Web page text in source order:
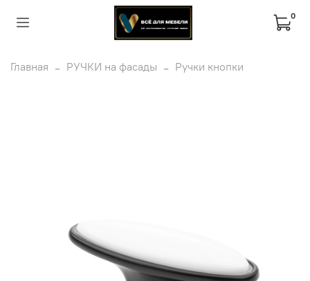
0
Главная РУЧКИ на фасады Ручки кнопки